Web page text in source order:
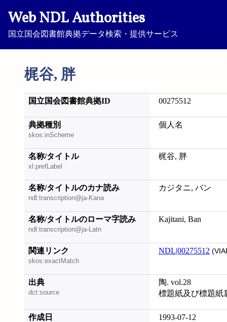
Web NDL Authorities
国立国会図書館典拠データ検索・提供サービス
梶谷, 胖
国立国会図書館典拠ID 00275512
典拠種別
skos:inScheme
個人名
名称/タイトル
xl:prefLabel
梶谷, 胖
名称/タイトルのカナ読み
ndl:transcription@ja-Kana
カジタニ, バン
名称/タイトルのローマ字読み
ndl:transcription@ja-Latn
Kajitani, Ban
関連リンク
skos:exactMatch
NDL|00275512
出典
dct:source
陶. vol.28
標題紙及び標題紙
作成日 1993-07-12